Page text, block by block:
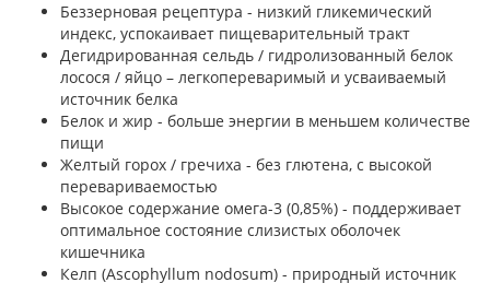
Беззерновая рецептура - низкий гликемический
индекс, успокаивает пищеварительный тракт
Дегидрированная сельдь / гидролизованный белок
лосося / яйцо – легкопереваримый и усваиваемый
источник белка
Белок и жир - больше энергии в меньшем количестве
пищи
Желтый горох / гречиха - без глютена, с высокой
перевариваемостью
Высокое содержание омега-3 (0,85%) - поддерживает
оптимальное состояние слизистых оболочек
кишечника
Келп (Ascophyllum nodosum) - природный источник